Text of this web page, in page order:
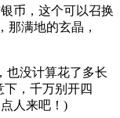
币，这个可以召换
那满地的玄晶，
没计算花了多长
，千万别开四
人来吧！)